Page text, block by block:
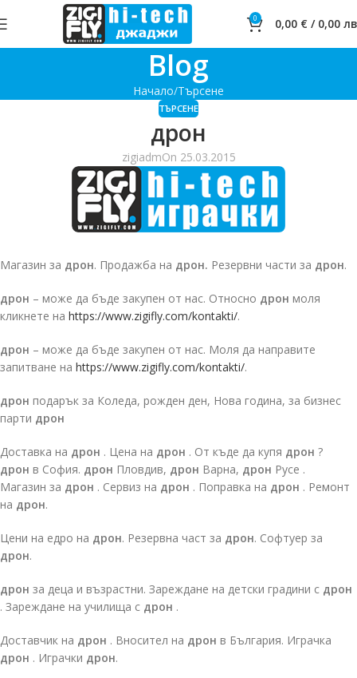
0 0,00 € / 0,00
Blog
Начало Търсене
ТЪРСЕНЕ
дрон
zigiadmOn 25.03.2015
Магазин за дрон. Продажба на дрон. Резервни части за дрон.
дрон – може да бъде закупен от нас. Относно дрон моля
кликнете на https://www.zigifly.com/kontakti/.
дрон – може да бъде закупен от нас. Моля да направите
запитване на https://www.zigifly.com/kontakti/.
дрон подарък за Коледа, рожден ден, Нова година, за бизнес
парти дрон
Доставка на дрон . Цена на дрон . От къде да купя дрон ?
дрон в София. дрон Пловдив, дрон Варна, дрон Русе .
Магазин за дрон . Сервиз на дрон . Поправка на дрон . Ремонт
на дрон.
Цени на едро на дрон. Резервна част за дрон. Софтуер за
дрон.
дрон за деца и възрастни. Зареждане на детски градини с дрон
. Зареждане на училища с дрон .
Доставчик на дрон . Вносител на дрон в България. Играчка
дрон . Играчки дрон.